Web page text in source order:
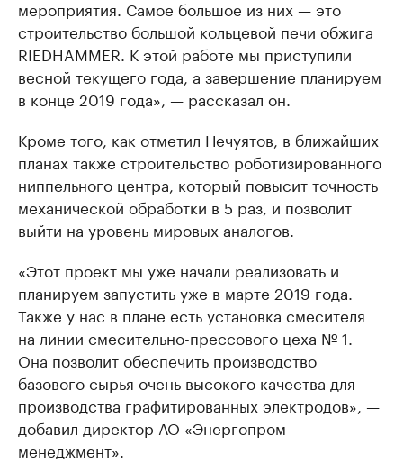
мероприятия. Самое большое из них — это
строительство большой кольцевой печи обжига
RIEDHAMMER. К этой работе мы приступили
весной текущего года, а завершение планируем
в конце 2019 года», — рассказал он.
Кроме того, как отметил Нечуятов, в ближайших
планах также строительство роботизированного
ниппельного центра, который повысит точность
механической обработки в 5 раз, и позволит
выйти на уровень мировых аналогов.
«Этот проект мы уже начали реализовать и
планируем запустить уже в марте 2019 года.
Также у нас в плане есть установка смесителя
на линии смесительно-прессового цеха № 1.
Она позволит обеспечить производство
базового сырья очень высокого качества для
производства графитированных электродов», —
добавил директор АО «Энергопром
менеджмент».